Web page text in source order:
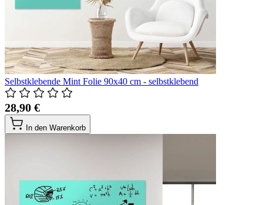
Selbstklebende Mint Folie 90x40 cm - selbstklebend
28,90 €
In den Warenkorb